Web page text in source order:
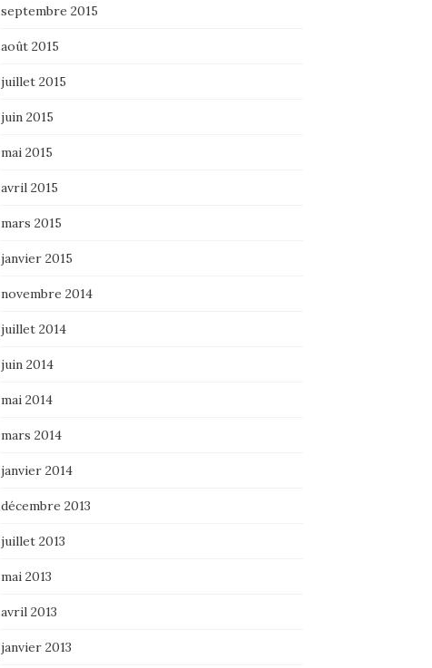
septembre 2015
août 2015
juillet 2015
juin 2015
mai 2015
avril 2015
mars 2015
janvier 2015
novembre 2014
juillet 2014
juin 2014
mai 2014
mars 2014
janvier 2014
décembre 2013
juillet 2013
mai 2013
avril 2013
janvier 2013